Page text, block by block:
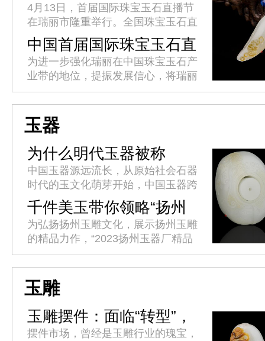
办首届国际珠宝玉石直播
节
4月13日，首届国际珠宝玉石直播节
在瑞丽市隆重举行。全国珠宝玉石直
播界精英代表汇聚瑞丽，共同见证这
一辉煌时刻，推动珠宝玉石直播产业
发展迈上新台阶。省委网信办副主...
中国首届国际珠宝玉石直
播节4月10日至15日将在
瑞丽举办
为进一步强化瑞丽在中国珠宝玉石产
业带的地位，提振发展信心，将瑞丽
打造为“中国珠宝玉石直播第一城”，
促进经济社会高质量跨越式发展，瑞
丽市将于4月10日至15日举办...
玉器
为什么明代玉器被称
作“粗大明”
中国玉器源远流长，从原始社会石器
时代的玉文化萌芽开始，中国玉器跨
越了8000余年的漫长岁月，足迹贯
穿了中华文明的全部历程，因此具备
其他历史文化遗存难以比拟的连贯...
千件美玉带你领略“扬州
工” 2023扬州玉器厂精品
玉器展开展
为弘扬扬州玉雕文化，展示扬州玉雕
的精品力作，“2023扬州玉器厂精品
玉器展”今天(4月17日)在扬州京华城
商业综合体隆重开幕。
玉雕
玉雕摆件：面临“转型”，
未来之路将何去何从?
摆件市场，曾经是玉雕行业的瑰宝，